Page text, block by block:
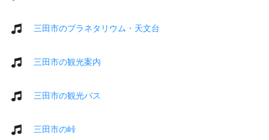
三田市のプラネタリウム・天文台
三田市の観光案内
三田市の観光バス
三田市の峠